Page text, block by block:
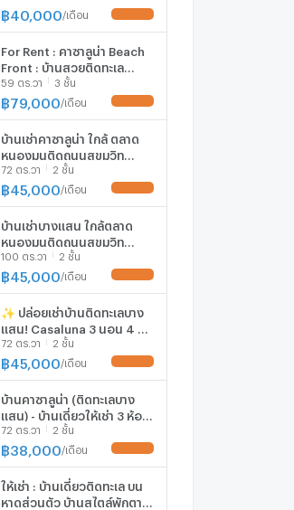
ความปลอดภัยสูง
฿ 40,000 /เดือน
For Rent : คาซาลูน่า Beach
Front : บ้านสวยติดทะเล
ตกแต่งสวย พร้อมเข้าอยู่ มี
ชายหาดส่วนตัว
59 ตร.วา 3 ชั้น
฿79,000 /เดือน
บ้านเช่าคาซาลูน่า ใกล้ ตลาด
หนองมนติดถนนสุขุมวิท
หมู่บ้านคาซาลูน่า บางแสน✅
พร้อมเข้าอยู่ #HR0092
72 ตร.วา 2 ชั้น
฿ 45,000 /เดือน
บ้านเช่าบางเเสน ใกล้ตลาด
หนองมนติดถนนสุขุมวิท
Casalunar Village ✅
พร้อมเข้าอยู่ #HR0067
100 ตร.วา 2 ชั้น
฿ 45,000 /เดือน
✨ ปล่อยเช่าบ้านติดทะเลบาง
แสน! Casaluna 3 นอน 4 น้ำ
– ความเป็นส่วนตัวระดับ 5
ดาว
72 ตร.วา 2 ชั้น
฿ 45,000 /เดือน
บ้านคาซาลูน่า (ติดทะเลบาง
แสน) - บ้านเดี่ยวให้เช่า 3 ห้อง
นอน - เงียบสงบเป็นส่วนตัว
ความปลอดภัยสูง
72 ตร.วา 2 ชั้น
฿38,000 /เดือน
ให้เช่า : บ้านเดี่ยวติดทะเล บน
หาดส่วนตัว บ้านสไตล์พักตาก